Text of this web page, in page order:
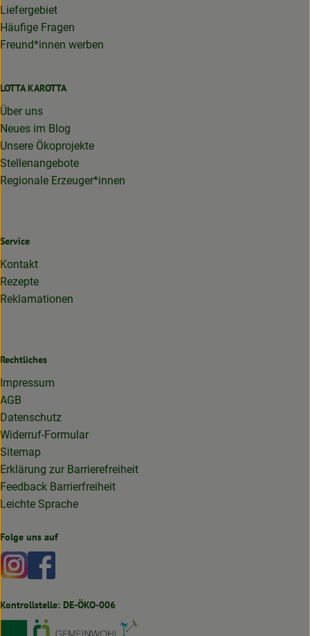
Liefergebiet
Häufige Fragen
Freund*innen werben
LOTTA KAROTTA
Über uns
Neues im Blog
Unsere Ökoprojekte
Stellenangebote
Regionale Erzeuger*innen
Service
Kontakt
Rezepte
Reklamationen
Rechtliches
Impressum
AGB
Datenschutz
Widerruf-Formular
Sitemap
Erklärung zur Barrierefreiheit
Feedback Barrierfreiheit
Leichte Sprache
Folge uns auf
Externer Link zu https://www.instagram.com/
Kontrollstelle: DE-ÖKO-006
Externer Link zu https://www.bioland.de
Externer Link zu https://www.oekokiste.de